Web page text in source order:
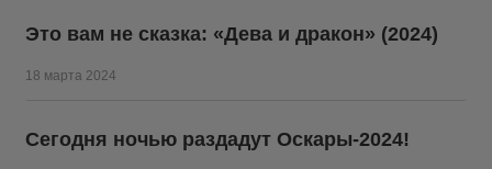
Это вам не сказка: «Дева и дракон» (2024)
18 марта 2024
Сегодня ночью раздадут Оскары-2024!